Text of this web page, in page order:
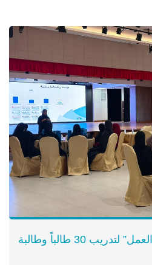
انطلاق برنامج “خبرات العمل” لتدريب 30 طالباً وطالبة